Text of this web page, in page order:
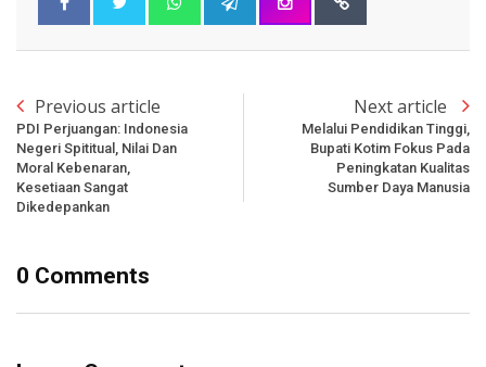
Previous article
PDI Perjuangan: Indonesia
Negeri Spititual, Nilai Dan
Moral Kebenaran,
Kesetiaan Sangat
Dikedepankan
Next article
Melalui Pendidikan Tinggi,
Bupati Kotim Fokus Pada
Peningkatan Kualitas
Sumber Daya Manusia
0 Comments